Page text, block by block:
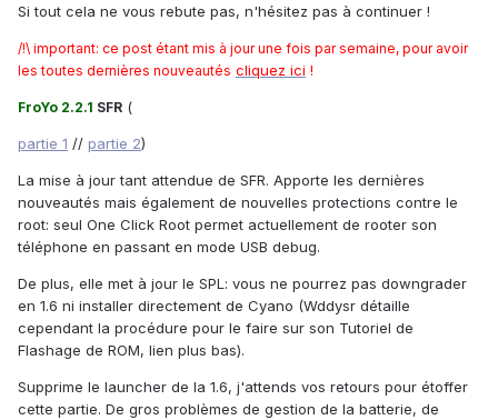
Si tout cela ne vous rebute pas, n'hésitez pas à continuer !
/!\ important: ce post étant mis à jour une fois par semaine, pour avoir
les toutes dernières nouveautés cliquez ici !
FroYo 2.2.1 SFR (
partie 1 // partie 2)
La mise à jour tant attendue de SFR. Apporte les dernières
nouveautés mais également de nouvelles protections contre le
root: seul One Click Root permet actuellement de rooter son
téléphone en passant en mode USB debug.
De plus, elle met à jour le SPL: vous ne pourrez pas downgrader
en 1.6 ni installer directement de Cyano (Wddysr détaille
cependant la procédure pour le faire sur son Tutoriel de
Flashage de ROM, lien plus bas).
Supprime le launcher de la 1.6, j'attends vos retours pour étoffer
cette partie. De gros problèmes de gestion de la batterie, de